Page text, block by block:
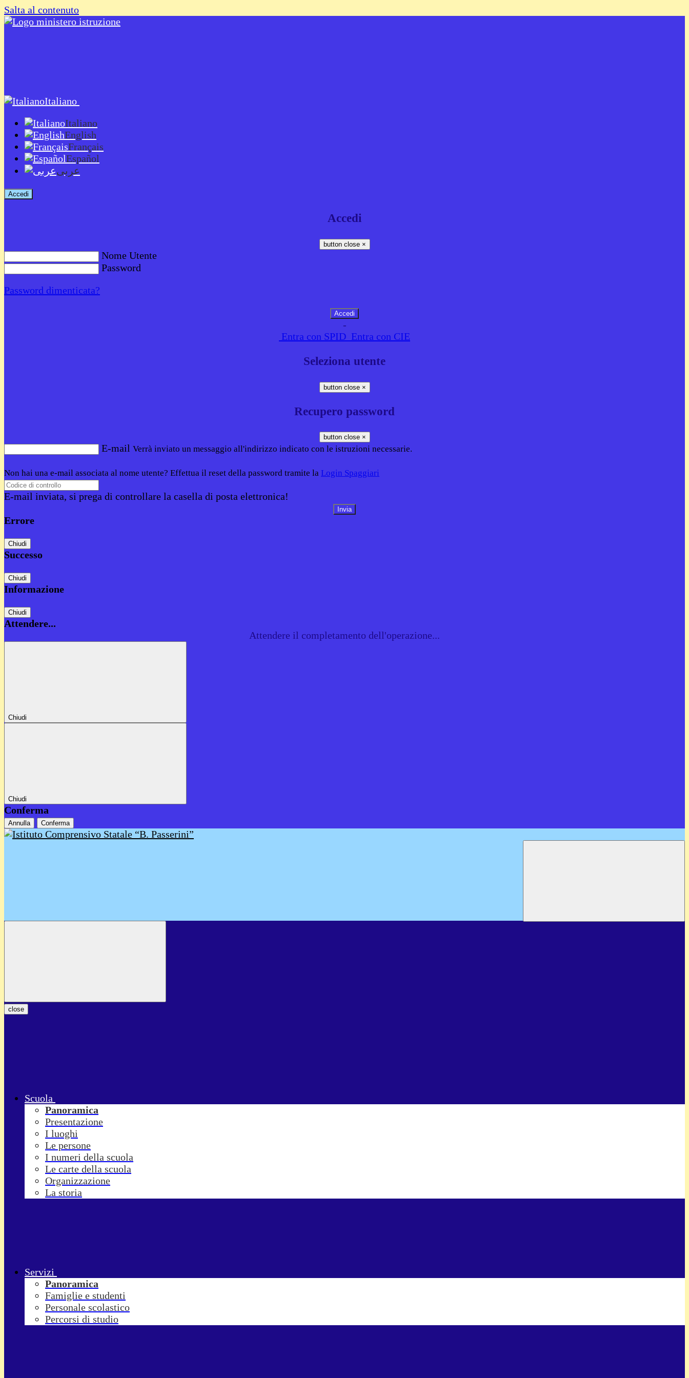
Salta al contenuto
Italiano
Italiano
English
Français
Español
عربى
Accedi
Accedi
button close ×
Nome Utente
Password
Password dimenticata?
-
Entra con SPID Entra con CIE
Seleziona utente
button close ×
Recupero password
button close ×
E-mail Verrà inviato un messaggio all'indirizzo indicato con le istruzioni necessarie.
Non hai una e-mail associata al nome utente? Effettua il reset della password tramite la Login Spaggiari
E-mail inviata, si prega di controllare la casella di posta elettronica!
Errore
Chiudi
Successo
Chiudi
Informazione
Chiudi
Attendere...
Attendere il completamento dell'operazione...
Chiudi
Chiudi
Conferma
Annulla Conferma
close
Scuola
Panoramica
Presentazione
I luoghi
Le persone
I numeri della scuola
Le carte della scuola
Organizzazione
La storia
Servizi
Panoramica
Famiglie e studenti
Personale scolastico
Percorsi di studio